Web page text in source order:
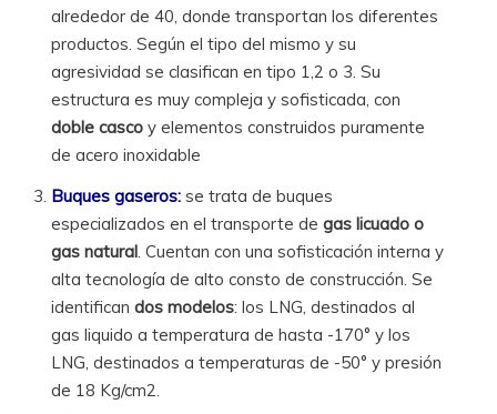
alrededor de 40, donde transportan los diferentes
productos. Según el tipo del mismo y su
agresividad se clasifican en tipo 1,2 o 3. Su
estructura es muy compleja y sofisticada, con
doble casco y elementos construidos puramente
de acero inoxidable
Buques gaseros: se trata de buques
especializados en el transporte degas licuado o
gas natural. Cuentan con una sofisticación interna y
alta tecnología de alto consto de construcción. Se
identificandos modelos: los LNG, destinados al
gas liquido a temperatura de hasta -170° y los
LNG, destinados a temperaturas de -50° y presión
de 18 Kg/cm2.